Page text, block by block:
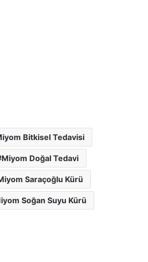
Bitkisel Tedavisi
Miyom Doğal Tedavi
Saraçoğlu Kürü
Soğan Suyu Kürü